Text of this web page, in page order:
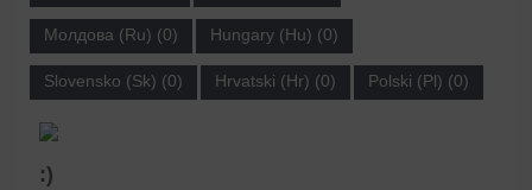
Молдова (Ru) (0) Hungary (Hu) (0)
Slovensko (Sk) (0) Hrvatski (Hr) (0) Polski (Pl) (0)
:)